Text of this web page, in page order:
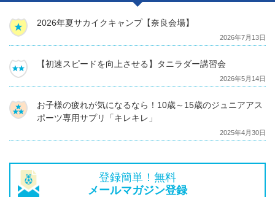
2026年夏サカイクキャンプ【奈良会場】
2026年7月13日
【初速スピードを向上させる】タニラダー講習会
2026年5月14日
お子様の疲れが気になるなら！10歳～15歳のジュニアアス
ポーツ専用サプリ「キレキレ」
2025年4月30日
登録簡単！無料
メールマガジン登録